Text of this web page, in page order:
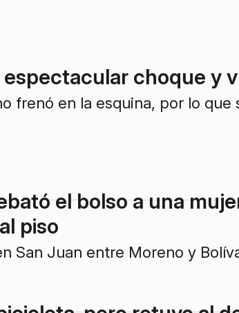
choque y
frenó en la esquina, por lo que
el bolso a una
piso
San Juan entre Moreno y